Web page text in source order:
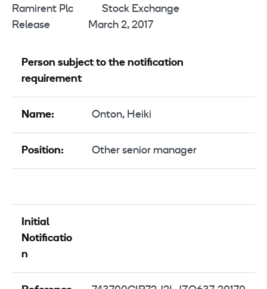
Ramirent Plc Stock Exchange
Release March 2, 2017
Person subject to the notification
requirement
Name: Onton, Heiki
Position: Other senior manager
Initial
Notificatio
n